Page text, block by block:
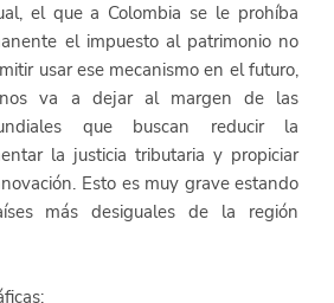
el que a Colombia se le prohíba
el impuesto al patrimonio no
usar ese mecanismo en el futuro,
va a dejar al margen de las
que buscan reducir la
la justicia tributaria y propiciar
Esto es muy grave estando
más desiguales de la región